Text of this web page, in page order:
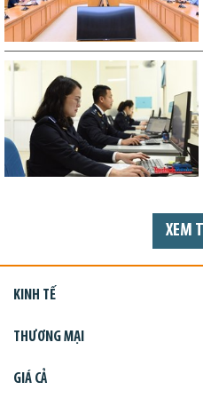
XEM
KINH TẾ
THƯƠNG MẠI
GIÁ CẢ